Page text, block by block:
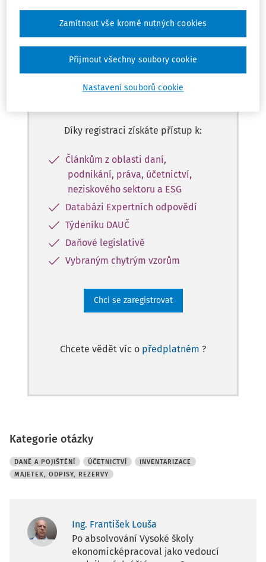
Tento dokument je jen pro
předplatitele
Zaregistrujte se a získejte
přístup k obsahu ve verzi
Díky registraci získáte přístup k:
Článkům z oblasti daní,
podnikání, práva, účetnictví,
neziskového sektoru a ESG
Databázi Expertních odpovědí
Týdeníku DAUČ
Daňové legislativě
Vybraným chytrým vzorům
Chci se zaregistrovat
Chcete vědět víc o předplatném ?
Kategorie otázky
DANĚ A POJIŠTĚNÍ ÚČETNICTVÍ
INVENTARIZACE
MAJETEK, ODPISY, REZERVY
Ing. František Louša
Po absolvování Vysoké školy
ekonomicképracoval jako vedoucí
Nastavení souborů cookie
Zamítnout vše kromě nutných cookies
Přijmout všechny soubory cookie